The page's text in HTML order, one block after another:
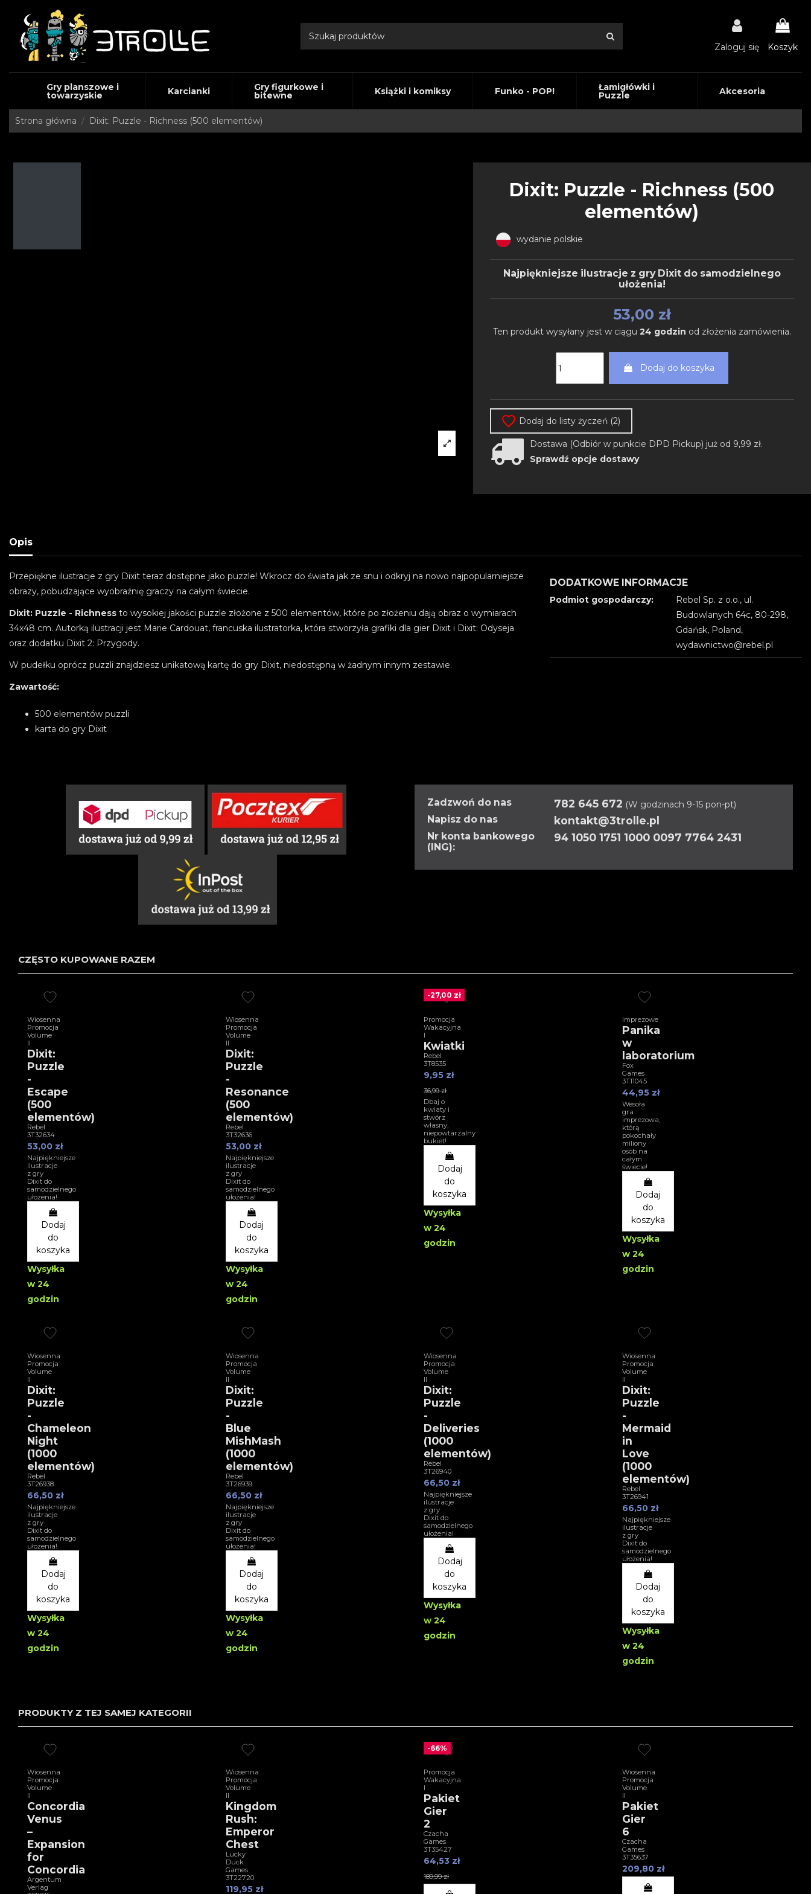
Zaloguj się Koszyk
Gry planszowe i
towarzyskie Karcianki Gry figurkowe i
bitewne Książki i komiksy Funko - POP! Łamigłówki i
Puzzle Akcesoria
Strona główna Dixit: Puzzle - Richness (500 elementów)
Dixit: Puzzle - Richness (500
elementów)
wydanie polskie
Najpiękniejsze ilustracje z gry Dixit do samodzielnego
ułożenia!
53,00 zł
Ten produkt wysyłany jest w ciągu 24 godzin od złożenia zamówienia.
Dodaj do koszyka
Dodaj do listy życzeń (2)
Dostawa (Odbiór w punkcie DPD Pickup) już od 9,99 zł.
Sprawdź opcje dostawy
Opis
Przepiękne ilustracje z gry Dixit teraz dostępne jako puzzle! Wkrocz do świata jak ze snu i odkryj na nowo najpopularniejsze
obrazy, pobudzające wyobraźnię graczy na całym świecie.
Dixit: Puzzle - Richness to wysokiej jakości puzzle złożone z 500 elementów, które po złożeniu dają obraz o wymiarach
34x48 cm. Autorką ilustracji jest Marie Cardouat, francuska ilustratorka, która stworzyła grafiki dla gier Dixit i Dixit: Odyseja
oraz dodatku Dixit 2: Przygody.
W pudełku oprócz puzzli znajdziesz unikatową kartę do gry Dixit, niedostępną w żadnym innym zestawie.
Zawartość:
500 elementów puzzli
karta do gry Dixit
DODATKOWE INFORMACJE
Podmiot gospodarczy:
Rebel Sp. z o.o., ul.
Budowlanych 64c, 80-298,
Gdańsk, Poland,
wydawnictwo@rebel.pl
Zadzwoń do nas 782 645 672 (W godzinach 9-15 pon-pt)
Napisz do nas kontakt@3trolle.pl
Nr konta bankowego
(ING):
94 1050 1751 1000 0097 7764 2431
CZĘSTO KUPOWANE RAZEM
Wiosenna
Promocja
Volume
II
Dixit:
Puzzle
-
Escape
(500
elementów)
Rebel
3T32634
53,00 zł
Najpiękniejsze
ilustracje
z gry
Dixit do
samodzielnego
ułożenia!
Dodaj
do
koszyka
Wysyłka
w 24
godzin
Wiosenna
Promocja
Volume
II
Dixit:
Puzzle
-
Resonance
(500
elementów)
Rebel
3T32636
53,00 zł
Najpiękniejsze
ilustracje
z gry
Dixit do
samodzielnego
ułożenia!
Dodaj
do
koszyka
Wysyłka
w 24
godzin
-27,00 zł
Promocja
Wakacyjna
I
Kwiatki
Rebel
3T8535
9,95 zł
36,99 zł
Dbaj o
kwiaty i
stwórz
własny,
niepowtarzalny
bukiet!
Dodaj
do
koszyka
Wysyłka
w 24
godzin
Imprezowe
Panika
w
laboratorium
Fox
Games
3T11045
44,95 zł
Wesoła
gra
imprezowa,
którą
pokochały
miliony
osób na
całym
świecie!
Dodaj
do
koszyka
Wysyłka
w 24
godzin
Wiosenna
Promocja
Volume
II
Dixit:
Puzzle
-
Chameleon
Night
(1000
elementów)
Rebel
3T26938
66,50 zł
Najpiękniejsze
ilustracje
z gry
Dixit do
samodzielnego
ułożenia!
Dodaj
do
koszyka
Wysyłka
w 24
godzin
Wiosenna
Promocja
Volume
II
Dixit:
Puzzle
-
Blue
MishMash
(1000
elementów)
Rebel
3T26939
66,50 zł
Najpiękniejsze
ilustracje
z gry
Dixit do
samodzielnego
ułożenia!
Dodaj
do
koszyka
Wysyłka
w 24
godzin
Wiosenna
Promocja
Volume
II
Dixit:
Puzzle
-
Deliveries
(1000
elementów)
Rebel
3T26940
66,50 zł
Najpiękniejsze
ilustracje
z gry
Dixit do
samodzielnego
ułożenia!
Dodaj
do
koszyka
Wysyłka
w 24
godzin
Wiosenna
Promocja
Volume
II
Dixit:
Puzzle
-
Mermaid
in
Love
(1000
elementów)
Rebel
3T26941
66,50 zł
Najpiękniejsze
ilustracje
z gry
Dixit do
samodzielnego
ułożenia!
Dodaj
do
koszyka
Wysyłka
w 24
godzin
PRODUKTY Z TEJ SAMEJ KATEGORII
Wiosenna
Promocja
Volume
II
Concordia
Venus
–
Expansion
for
Concordia
Argentum
Verlag
Wiosenna
Promocja
Volume
II
Kingdom
Rush:
Emperor
Chest
Lucky
Duck
Games
3T22720
119,95 zł
-66%
Promocja
Wakacyjna
I
Pakiet
Gier
2
Czacha
Games
3T35427
64,53 zł
189,99 zł
Wiosenna
Promocja
Volume
II
Pakiet
Gier
6
Czacha
Games
3T35637
209,80 zł